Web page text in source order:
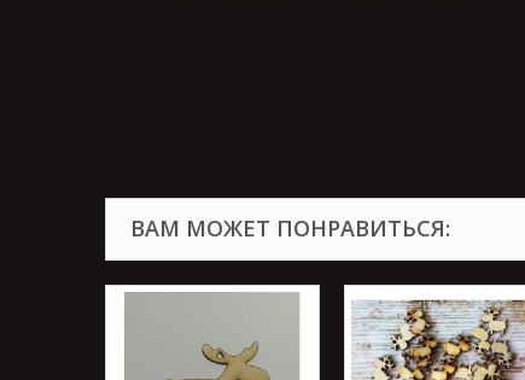
ВАМ МОЖЕТ ПОНРАВИТЬСЯ: